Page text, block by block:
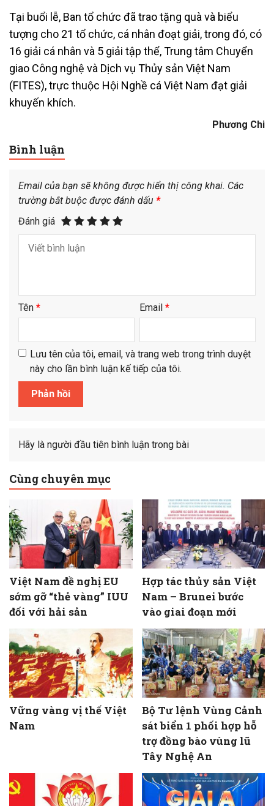
Tại buổi lễ, Ban tổ chức đã trao tặng quà và biểu
tượng cho 21 tổ chức, cá nhân đoạt giải, trong đó, có
16 giải cá nhân và 5 giải tập thể, Trung tâm Chuyển
giao Công nghệ và Dịch vụ Thủy sản Việt Nam
(FITES), trực thuộc Hội Nghề cá Việt Nam đạt giải
khuyến khích.
Phương Chi
Bình luận
Email của bạn sẽ không được hiển thị công khai. Các
trường bắt buộc được đánh dấu *
Đánh giá
Tên * Email *
Lưu tên của tôi, email, và trang web trong trình duyệt
này cho lần bình luận kế tiếp của tôi.
Hãy là người đầu tiên bình luận trong bài
Cùng chuyên mục
Việt Nam đề nghị EU
sớm gỡ “thẻ vàng” IUU
đối với hải sản
Hợp tác thủy sản Việt
Nam – Brunei bước
vào giai đoạn mới
Vững vàng vị thế Việt
Nam
Bộ Tư lệnh Vùng Cảnh
sát biển 1 phối hợp hỗ
trợ đồng bào vùng lũ
Tây Nghệ An